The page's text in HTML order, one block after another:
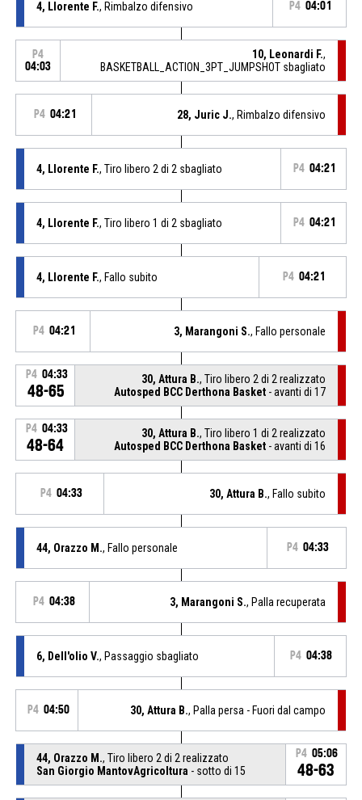
4, Llorente F., Rimbalzo difensivo P4 04:01
P4
04:03
10, Leonardi F.,
BASKETBALL_ACTION_3PT_JUMPSHOT sbagliato
P4 04:21 28, Juric J., Rimbalzo difensivo
4, Llorente F., Tiro libero 2 di 2 sbagliato P4 04:21
4, Llorente F., Tiro libero 1 di 2 sbagliato P4 04:21
4, Llorente F., Fallo subito P4 04:21
P4 04:21 3, Marangoni S., Fallo personale
P4 04:33
48-65
30, Attura B., Tiro libero 2 di 2 realizzato
Autosped BCC Derthona Basket - avanti di 17
P4 04:33
48-64
30, Attura B., Tiro libero 1 di 2 realizzato
Autosped BCC Derthona Basket - avanti di 16
P4 04:33 30, Attura B., Fallo subito
44, Orazzo M., Fallo personale P4 04:33
P4 04:38 3, Marangoni S., Palla recuperata
6, Dell'olio V., Passaggio sbagliato P4 04:38
P4 04:50 30, Attura B., Palla persa - Fuori dal campo
44, Orazzo M., Tiro libero 2 di 2 realizzato
San Giorgio MantovAgricoltura - sotto di 15
P4 05:06
48-63